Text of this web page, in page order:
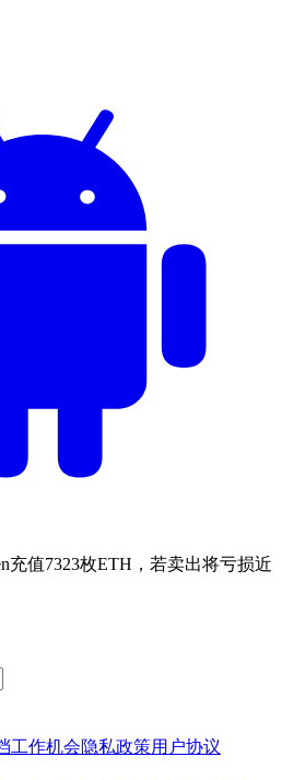
充值7323枚ETH，若卖出将亏损近
工作机会隐私政策用户协议